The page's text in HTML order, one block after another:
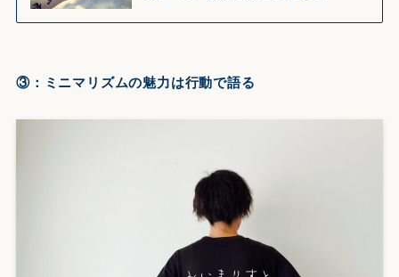
③：ミニマリズムの魅力は行動で語る